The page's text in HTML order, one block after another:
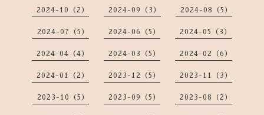
2024-10（2） 2024-09（3） 2024-08（5）
2024-07（5） 2024-06（5） 2024-05（3）
2024-04（4） 2024-03（5） 2024-02（6）
2024-01（2） 2023-12（5） 2023-11（3）
2023-10（5） 2023-09（5） 2023-08（2）